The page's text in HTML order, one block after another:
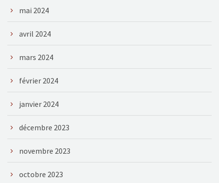
mai 2024
avril 2024
mars 2024
février 2024
janvier 2024
décembre 2023
novembre 2023
octobre 2023